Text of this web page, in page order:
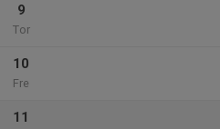
9
Tor
10
Fre
11